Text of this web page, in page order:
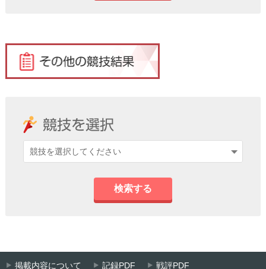
検索する
掲載内容について 記録PDF 戦評PDF